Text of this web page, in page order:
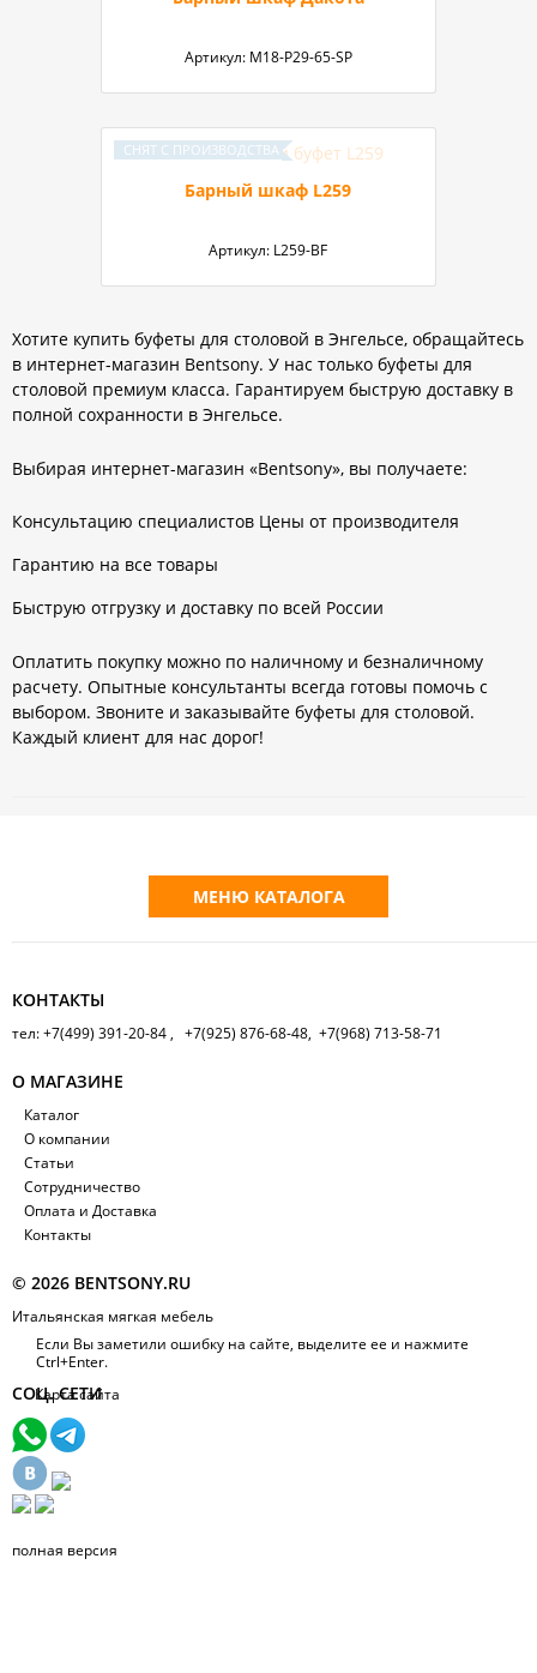
Артикул: М18-P29-65-SP
Барный шкаф L259
Артикул: L259-BF
Хотите купить буфеты для столовой в Энгельсе, обращайтесь
в интернет-магазин Bentsony. У нас только буфеты для
столовой премиум класса. Гарантируем быструю доставку в
полной сохранности в Энгельсе.
Выбирая интернет-магазин «Bentsony», вы получаете:
Консультацию специалистов Цены от производителя
Гарантию на все товары
Быструю отгрузку и доставку по всей России
Оплатить покупку можно по наличному и безналичному
расчету. Опытные консультанты всегда готовы помочь с
выбором. Звоните и заказывайте буфеты для столовой.
Каждый клиент для нас дорог!
МЕНЮ КАТАЛОГА
КОНТАКТЫ
тел: +7(499) 391-20-84 , +7(925) 876-68-48, +7(968) 713-58-71
СОЦ. СЕТИ
О МАГАЗИНЕ
Каталог
О компании
Статьи
Сотрудничество
Оплата и Доставка
Контакты
© 2026 BENTSONY.RU
Итальянская мягкая мебель
Если Вы заметили ошибку на сайте, выделите ее и нажмите
Ctrl+Enter.
Карта сайта
полная версия